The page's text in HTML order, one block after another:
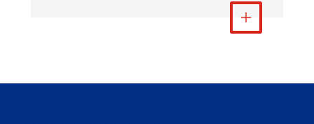
Тағы қарау
